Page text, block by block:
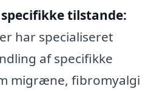
tilstande:
har specialiseret
af specifikke
migræne, fibromyalgi